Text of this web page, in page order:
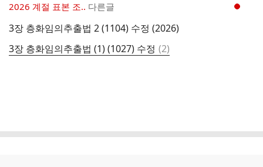
2026 계절 표본 조.. 다른글
3장 층화임의추출법 2 (1104) 수정 (2026)
3장 층화임의추출법 (1) (1027) 수정 댓
글
(2)